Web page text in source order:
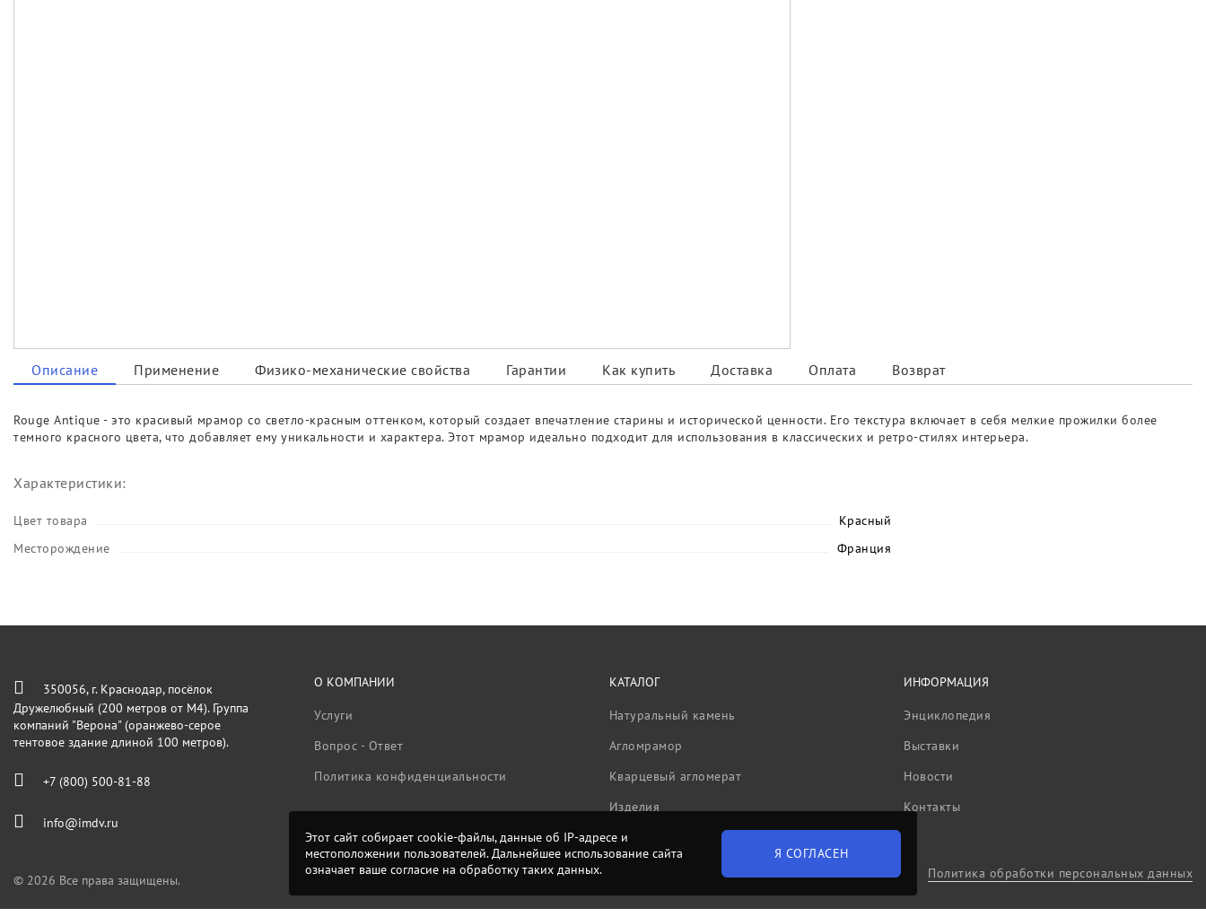
Описание Применение Физико-механические свойства Гарантии Как купить Доставка Оплата Возврат
Rouge Antique - это красивый мрамор со светло-красным оттенком, который создает впечатление старины и исторической ценности. Его текстура включает в себя мелкие прожилки более
темного красного цвета, что добавляет ему уникальности и характера. Этот мрамор идеально подходит для использования в классических и ретро-стилях интерьера.
Характеристики:
Цвет товара
Красный
Месторождение
Франция
350056, г. Краснодар, посёлок
Дружелюбный (200 метров от М4). Группа
компаний "Верона" (оранжево-серое
тентовое здание длиной 100 метров).
+7 (800) 500-81-88
info@imdv.ru
О КОМПАНИИ
Услуги
Вопрос - Ответ
Политика конфиденциальности
КАТАЛОГ
Натуральный камень
Агломрамор
Кварцевый агломерат
Изделия
ИНФОРМАЦИЯ
Энциклопедия
Выставки
Новости
Контакты
© 2026 Все права защищены. Политика обработки персональных данных
Этот сайт собирает cookie-файлы, данные об IP-адресе и
местоположении пользователей. Дальнейшее использование сайта
означает ваше согласие на обработку таких данных.
Я СОГЛАСЕН